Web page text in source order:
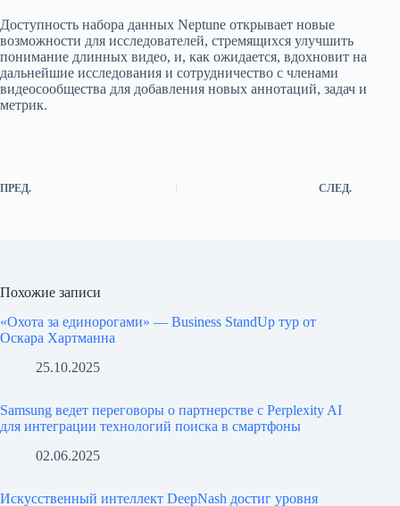
Доступность набора данных Neptune открывает новые
возможности для исследователей, стремящихся улучшить
понимание длинных видео, и, как ожидается, вдохновит на
дальнейшие исследования и сотрудничество с членами
видеосообщества для добавления новых аннотаций, задач и
метрик.
ПРЕД. СЛЕД.
Похожие записи
«Охота за единорогами» — Business StandUp тур от
Оскара Хартманна
25.10.2025
Samsung ведет переговоры о партнерстве с Perplexity AI
для интеграции технологий поиска в смартфоны
02.06.2025
Искусственный интеллект DeepNash достиг уровня